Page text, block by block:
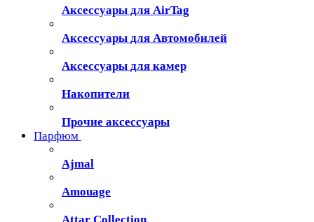
Аксессуары для AirTag
Аксессуары для Автомобилей
Аксессуары для камер
Накопители
Прочие аксессуары
Парфюм
Ajmal
Amouage